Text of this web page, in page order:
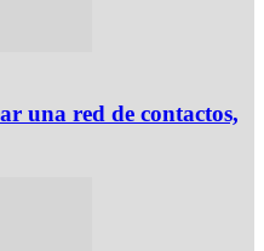
una red de contactos,